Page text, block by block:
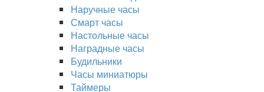
Наручные часы
Смарт часы
Настольные часы
Наградные часы
Будильники
Часы миниатюры
Таймеры